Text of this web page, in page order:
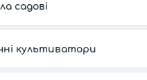
садові
культиватори